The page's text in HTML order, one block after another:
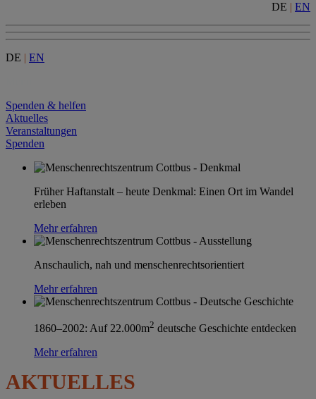
DE | EN
DE | EN
Spenden & helfen
Aktuelles
Veranstaltungen
Spenden
Früher Haftanstalt – heute Denkmal: Einen Ort im Wandel
erleben
Mehr erfahren
Anschaulich, nah und menschenrechtsorientiert
Mehr erfahren
1860–2002: Auf 22.000m2 deutsche Geschichte entdecken
Mehr erfahren
AKTUELLES